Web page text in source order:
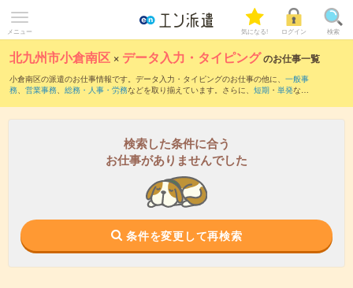
メニュー 気になる! ログイン 検索
北九州市小倉南区 × データ入力・タイピングのお仕事一覧
小倉南区の派遣のお仕事情報です。データ入力・タイピングのお仕事の他に、 一般事
務、 営業事務、 総務・人事・労務などを取り揃えています。さらに、 短期 ・ 単発など
検索した条件に合う
お仕事がありませんでした
条件を変更して再検索